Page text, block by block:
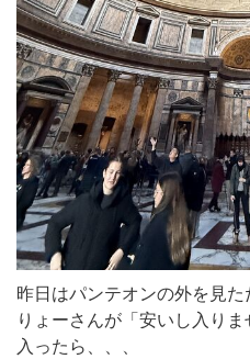
昨日はパンテオンの外を見た
りょーさんが「安いし入り
入ったら、、、